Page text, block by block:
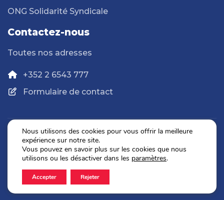
ONG Solidarité Syndicale
Contactez-nous
Toutes nos adresses
+352 2 6543 777
Formulaire de contact
Politique de confidentialité
Mentions légales
2026 © OGBL. Tous droits réservés.
Nous utilisons des cookies pour vous offrir la meilleure
expérience sur notre site.
Vous pouvez en savoir plus sur les cookies que nous
utilisons ou les désactiver dans les paramètres.
Accepter Rejeter